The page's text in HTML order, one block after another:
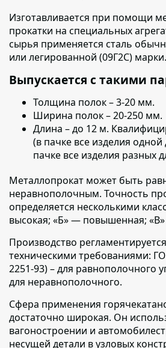
Изготавливается при помощи
прокатки на специальных
сырья применяется сталь
или легированной (09Г2С) марки.
Выпускается с такими
Толщина полок– 3-20 мм.
Ширина полок– 20-250 мм.
Длина – до 12 м.
(в пачке все изделия
пачке все изделия разных
Металлопрокат может быть
неравнополочным. Точность
определяется несколькими
высокая; «Б» — повышенная;
Производство
техническими требованиями:
2251-93) – для равнополочного
для неравнополочного.
Сфера применения
достаточно широкая. Он
вагоностроении и
несущей детали в узловых